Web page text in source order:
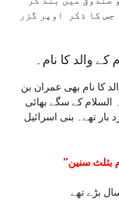
کا ذکر اوپر گزر
والد کا نام۔
کا نام بھی عمران بن
کے سگے بھائی
بار تھے۔ بنی اسرائیل
بثلث سنین
بڑے تھے